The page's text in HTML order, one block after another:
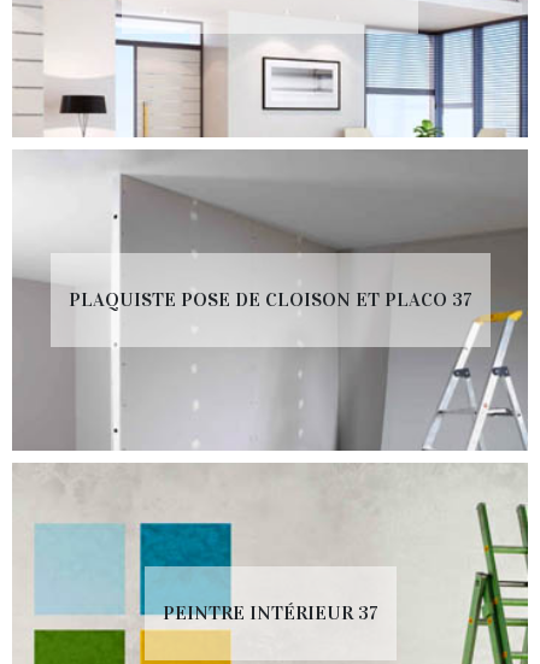
PLAQUISTE POSE DE CLOISON ET PLACO 37
PEINTRE INTÉRIEUR 37